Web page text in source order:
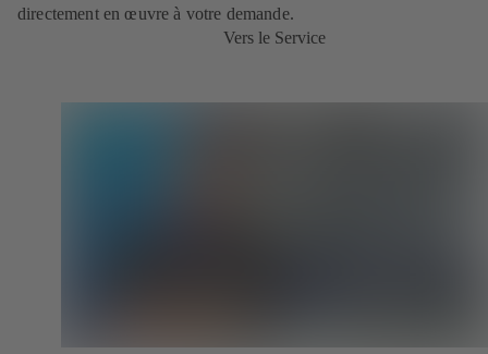
directement en œuvre à votre demande.
Vers le Service